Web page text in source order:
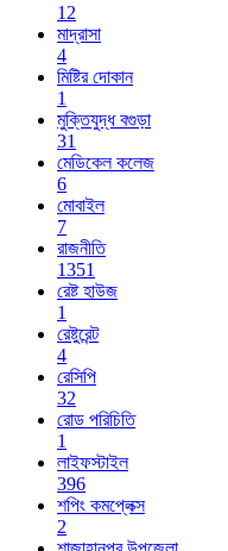
12
মাদ্রাসা
4
মিষ্টির দোকান
1
মুক্তিযুদ্ধ বগুড়া
31
মেডিকেল কলেজ
6
মোবাইল
7
রাজনীতি
1351
রেষ্ট হাউজ
1
রেষ্টুরেন্ট
4
রেসিপি
32
রোড পরিচিতি
1
লাইফস্টাইল
396
শপিং কমপ্লেক্স
2